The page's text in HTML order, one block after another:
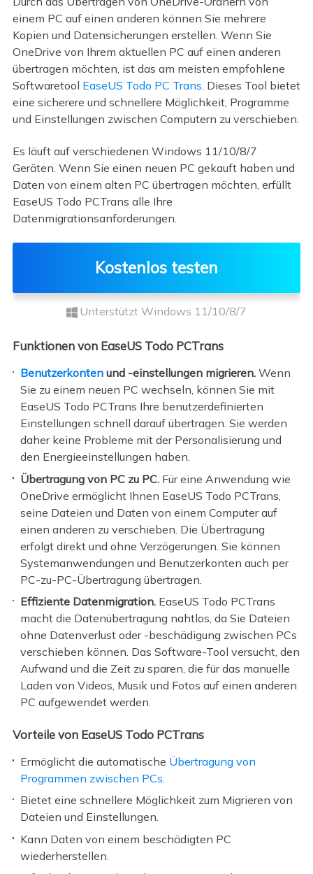
einem PC auf einen anderen können Sie mehrere
Kopien und Datensicherungen erstellen. Wenn Sie
OneDrive von Ihrem aktuellen PC auf einen anderen
übertragen möchten, ist das am meisten empfohlene
Softwaretool EaseUS Todo PC Trans . Dieses Tool bietet
eine sicherere und schnellere Möglichkeit, Programme
und Einstellungen zwischen Computern zu verschieben.
Es läuft auf verschiedenen Windows 11/10/8/7
Geräten. Wenn Sie einen neuen PC gekauft haben und
Daten von einem alten PC übertragen möchten, erfüllt
EaseUS Todo PCTrans alle Ihre
Datenmigrationsanforderungen.
Kostenlos testen
Unterstützt Windows 11/10/8/7
Funktionen von EaseUS Todo PCTrans
Benutzerkonten und -einstellungen migrieren. Wenn
Sie zu einem neuen PC wechseln, können Sie mit
EaseUS Todo PCTrans Ihre benutzerdefinierten
Einstellungen schnell darauf übertragen. Sie werden
daher keine Probleme mit der Personalisierung und
den Energieeinstellungen haben.
Übertragung von PC zu PC. Für eine Anwendung wie
OneDrive ermöglicht Ihnen EaseUS Todo PCTrans,
seine Dateien und Daten von einem Computer auf
einen anderen zu verschieben. Die Übertragung
erfolgt direkt und ohne Verzögerungen. Sie können
Systemanwendungen und Benutzerkonten auch per
PC-zu-PC-Übertragung übertragen.
Effiziente Datenmigration. EaseUS Todo PCTrans
macht die Datenübertragung nahtlos, da Sie Dateien
ohne Datenverlust oder -beschädigung zwischen PCs
verschieben können. Das Software-Tool versucht, den
Aufwand und die Zeit zu sparen, die für das manuelle
Laden von Videos, Musik und Fotos auf einen anderen
PC aufgewendet werden.
Vorteile von EaseUS Todo PCTrans
Ermöglicht die automatische Übertragung von
Programmen zwischen PCs
Bietet eine schnellere Möglichkeit zum Migrieren von
Dateien und Einstellungen.
Kann Daten von einem beschädigten PC
wiederherstellen.